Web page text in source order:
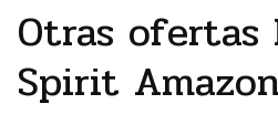
Otras ofertas
Spirit